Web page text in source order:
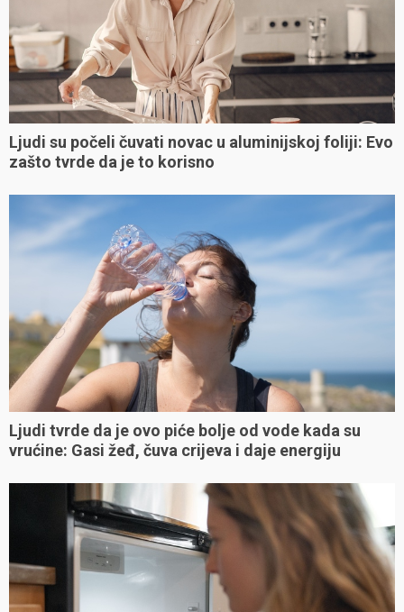
Ljudi su počeli čuvati novac u aluminijskoj foliji: Evo
zašto tvrde da je to korisno
Ljudi tvrde da je ovo piće bolje od vode kada su
vrućine: Gasi žeđ, čuva crijeva i daje energiju